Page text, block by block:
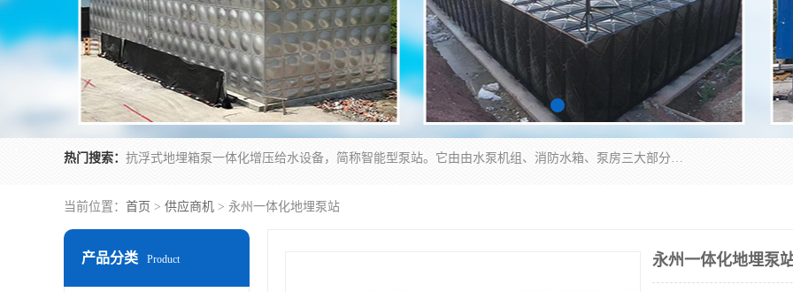
热门搜索： 抗浮式地埋箱泵一体化增压给水设备，简称智能型泵站。它由由水泵机组、消防水箱、泵房三大部分组成，其抗浮效果好，因为设计时通过将底板与箱体联在一起，箱体重量抵消了地下水浮力。系统维护好，内部拉筋、泵站、管道，喷淋等各部运行正堂，无一损坏；结构更牢固。
当前位置： 首页 > 供应商机 > 永州一体化地埋泵站
产品分类 Product 永州一体化地埋泵